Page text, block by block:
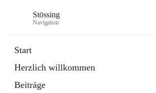
Stössing
Navigation
Start
Herzlich willkommen
Beiträge
Datei
in